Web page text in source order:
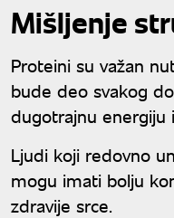
Mišljenje
Proteini su važan
bude deo svakog
dugotrajnu energiju
Ljudi koji redovno
mogu imati bolju
zdravije srce.